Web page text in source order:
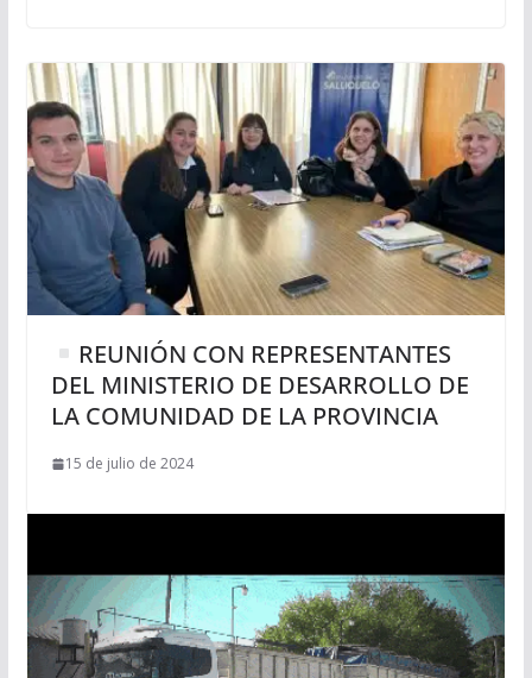
REUNIÓN CON REPRESENTANTES
DEL MINISTERIO DE DESARROLLO DE
LA COMUNIDAD DE LA PROVINCIA
15 de julio de 2024